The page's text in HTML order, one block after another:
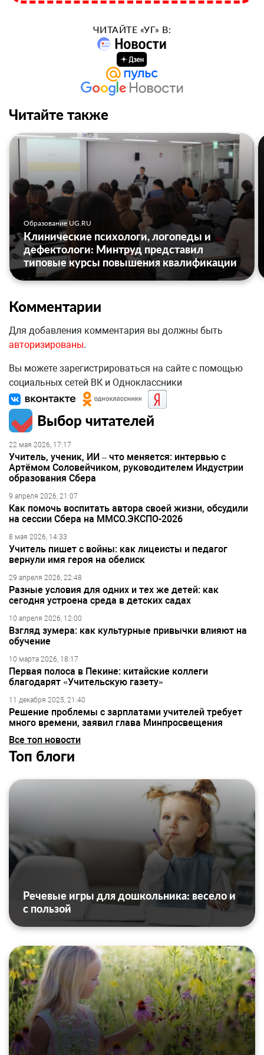
ЧИТАЙТЕ «УГ» В:
Читайте также
Образование UG.RU
Клинические психологи, логопеды и
дефектологи: Минтруд представил
типовые курсы повышения квалификации
Комментарии
Для добавления комментария вы должны быть
авторизированы.
Вы можете зарегистрироваться на сайте с помощью
социальных сетей ВК и Одноклассники
Выбор читателей
22 мая 2026, 17:17
Учитель, ученик, ИИ – что меняется: интервью с
Артёмом Соловейчиком, руководителем Индустрии
образования Сбера
9 апреля 2026, 21:07
Как помочь воспитать автора своей жизни, обсудили
на сессии Сбера на ММСО.ЭКСПО-2026
8 мая 2026, 14:33
Учитель пишет с войны: как лицеисты и педагог
вернули имя героя на обелиск
29 апреля 2026, 22:48
Разные условия для одних и тех же детей: как
сегодня устроена среда в детских садах
10 апреля 2026, 12:00
Взгляд зумера: как культурные привычки влияют на
обучение
10 марта 2026, 18:17
Первая полоса в Пекине: китайские коллеги
благодарят «Учительскую газету»
11 декабря 2025, 21:40
Решение проблемы с зарплатами учителей требует
много времени, заявил глава Минпросвещения
Все топ новости
Топ блоги
Речевые игры для дошкольника: весело и
с пользой